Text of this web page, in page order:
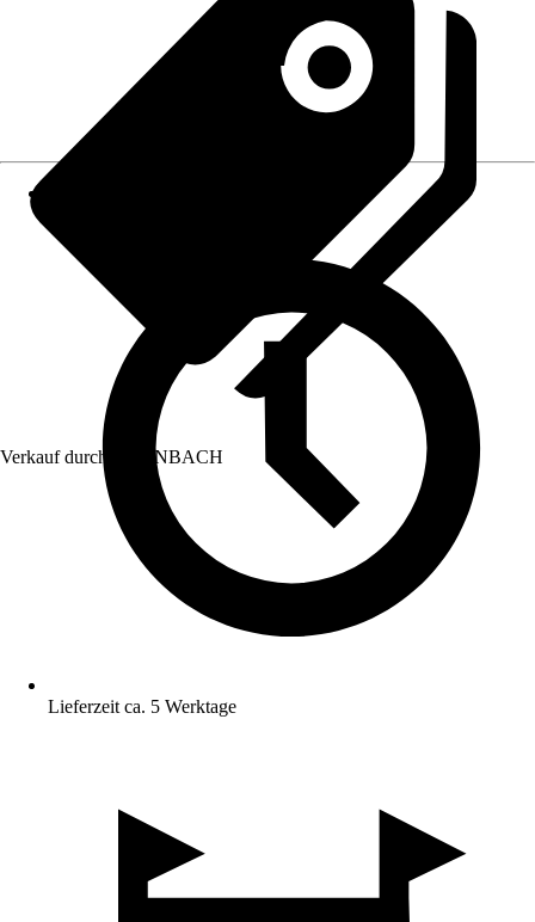
Verkauf durch: HORNBACH
Lieferzeit ca. 5 Werktage